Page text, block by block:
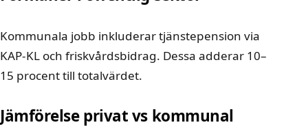
Kommunala jobb inkluderar tjänstepension via
KAP-KL och friskvårdsbidrag. Dessa adderar 10–
15 procent till totalvärdet.
Jämförelse privat vs kommunal